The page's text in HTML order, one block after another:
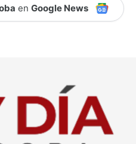
en Google News